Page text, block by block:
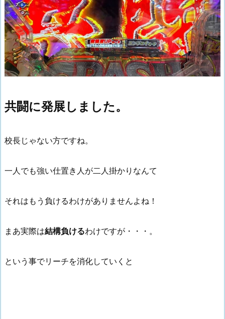
共闘に発展しました。
校長じゃない方ですね。
一人でも強い仕置き人が二人掛かりなんて
それはもう負けるわけがありませんよね！
まあ実際は結構負けるわけですが・・・。
という事でリーチを消化していくと